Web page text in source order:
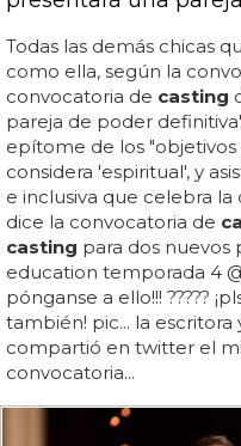
Todas las demás chicas
como ella, según la
convocatoria de casting
pareja de poder
epítome de los "objetivos
considera 'espiritual', y
e inclusiva que celebra
dice la convocatoria de
casting para dos nuevos
education temporada 4
pónganse a ello!!! ?????
también! pic... la
compartió en twitter el
convocatoria...